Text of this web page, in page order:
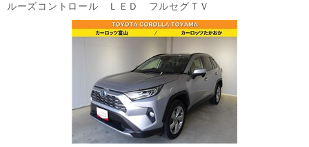
ルーズコントロール ＬＥＤ フルセグＴＶ